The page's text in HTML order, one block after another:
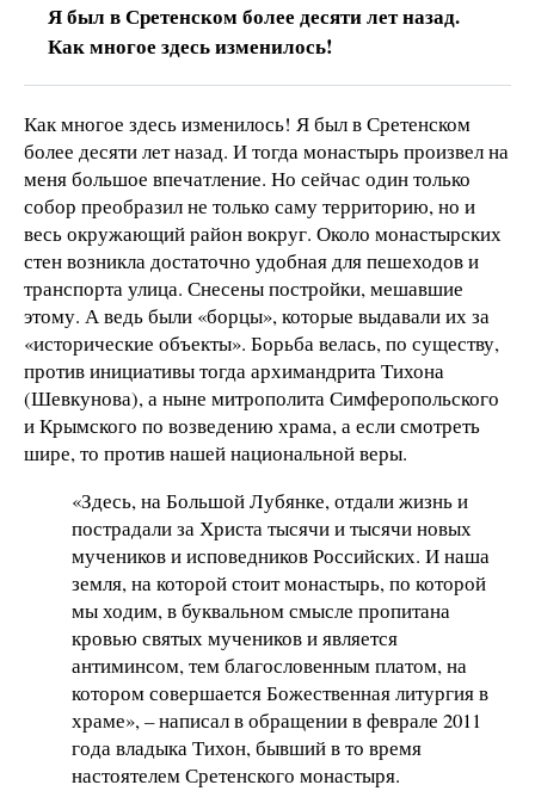
Я был в Сретенском более десяти лет назад.
Как многое здесь изменилось!
Как многое здесь изменилось! Я был в Сретенском
более десяти лет назад. И тогда монастырь произвел на
меня большое впечатление. Но сейчас один только
собор преобразил не только саму территорию, но и
весь окружающий район вокруг. Около монастырских
стен возникла достаточно удобная для пешеходов и
транспорта улица. Снесены постройки, мешавшие
этому. А ведь были «борцы», которые выдавали их за
«исторические объекты». Борьба велась, по существу,
против инициативы тогда архимандрита Тихона
(Шевкунова), а ныне митрополита Симферопольского
и Крымского по возведению храма, а если смотреть
шире, то против нашей национальной веры.
«Здесь, на Большой Лубянке, отдали жизнь и
пострадали за Христа тысячи и тысячи новых
мучеников и исповедников Российских. И наша
земля, на которой стоит монастырь, по которой
мы ходим, в буквальном смысле пропитана
кровью святых мучеников и является
антиминсом, тем благословенным платом, на
котором совершается Божественная литургия в
храме»,–написал в обращении в феврале 2011
года владыка Тихон, бывший в то время
настоятелем Сретенского монастыря.